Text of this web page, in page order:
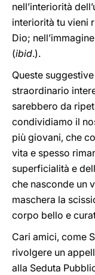
nell’interiorità
interiorità tu vieni
Dio;
(ibid.).
Queste
straordinario
sarebbero da
condividiamo il
più giovani, che
vita e spesso
superficialità e
che nasconde un
maschera la
corpo bello e
Cari amici, come
rivolgere un
alla Seduta